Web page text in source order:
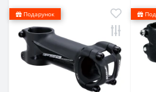
Подарунок